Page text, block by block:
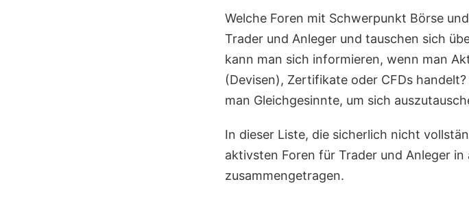
Welche Foren mit Schwerpunkt Börse
Trader und Anleger und tauschen sich
kann man sich informieren, wenn man
(Devisen), Zertifikate oder CFDs
man Gleichgesinnte, um sich
In dieser Liste, die sicherlich nicht
aktivsten Foren für Trader und Anleger
zusammengetragen.